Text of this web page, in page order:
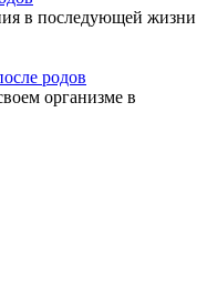
в последующей жизни
родов
организме в